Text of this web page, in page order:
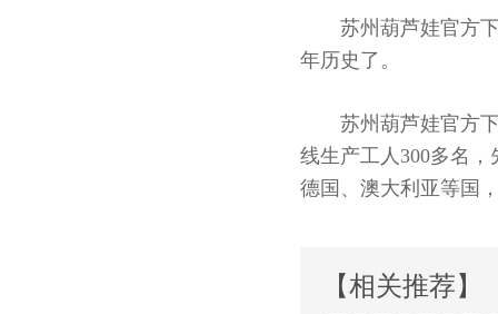
苏州葫芦娃官方下载
年历史了。
苏州葫芦娃官方下载
线生产工人300多名
德国、澳大利亚等国
【相关推荐】